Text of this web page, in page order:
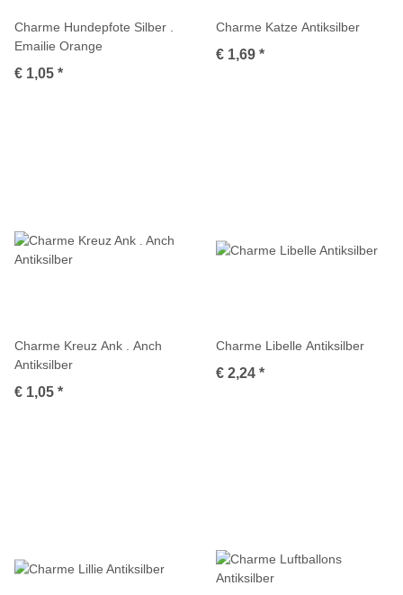
Charme Hundepfote Silber .
Emailie Orange
€ 1,05 *
Charme Katze Antiksilber
€ 1,69 *
Charme Kreuz Ank . Anch
Antiksilber
€ 1,05 *
Charme Libelle Antiksilber
€ 2,24 *